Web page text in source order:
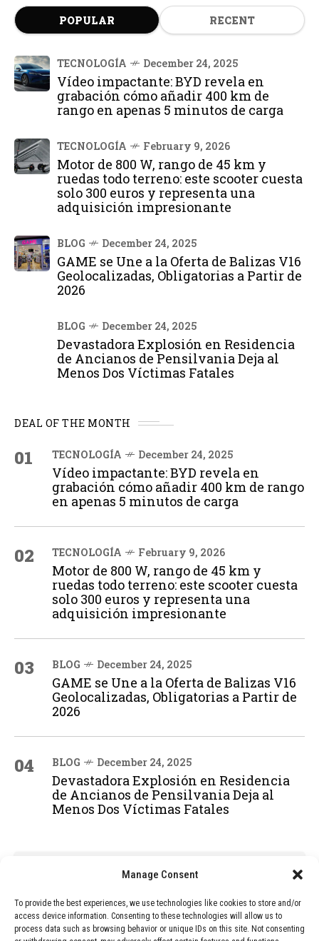
Manage Consent
To provide the best experiences, we use technologies like cookies to store and/or
access device information. Consenting to these technologies will allow us to
process data such as browsing behavior or unique IDs on this site. Not consenting
POPULAR RECENT
TECNOLOGÍA December 24, 2025
Vídeo impactante: BYD revela en
grabación cómo añadir 400 km de
rango en apenas 5 minutos de carga
TECNOLOGÍA February 9, 2026
Motor de 800 W, rango de 45 km y
ruedas todo terreno: este scooter cuesta
solo 300 euros y representa una
adquisición impresionante
BLOG December 24, 2025
GAME se Une a la Oferta de Balizas V16
Geolocalizadas, Obligatorias a Partir de
2026
BLOG December 24, 2025
Devastadora Explosión en Residencia
de Ancianos de Pensilvania Deja al
Menos Dos Víctimas Fatales
DEAL OF THE MONTH
01 TECNOLOGÍA December 24, 2025
Vídeo impactante: BYD revela en
grabación cómo añadir 400 km de rango
en apenas 5 minutos de carga
02 TECNOLOGÍA February 9, 2026
Motor de 800 W, rango de 45 km y
ruedas todo terreno: este scooter cuesta
solo 300 euros y representa una
adquisición impresionante
03 BLOG December 24, 2025
GAME se Une a la Oferta de Balizas V16
Geolocalizadas, Obligatorias a Partir de
2026
04 BLOG December 24, 2025
Devastadora Explosión en Residencia
de Ancianos de Pensilvania Deja al
Menos Dos Víctimas Fatales